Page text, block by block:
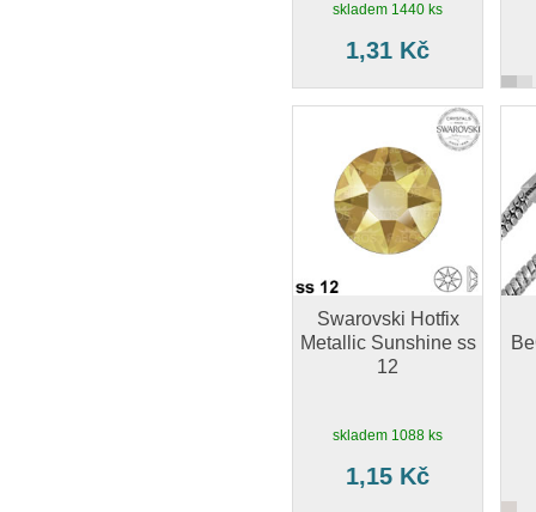
skladem 1440 ks
1,31 Kč
Swarovski Hotfix
Metallic Sunshine ss
12
skladem 1088 ks
1,15 Kč